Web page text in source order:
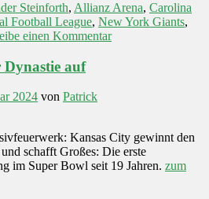
Steinforth, Allianz Arena, Carolina
Football League, New York Giants,
einen Kommentar
Dynastie auf
2024 von Patrick
Kansas City gewinnt den
schafft Großes: Die erste
im Super Bowl seit 19 Jahren. zum